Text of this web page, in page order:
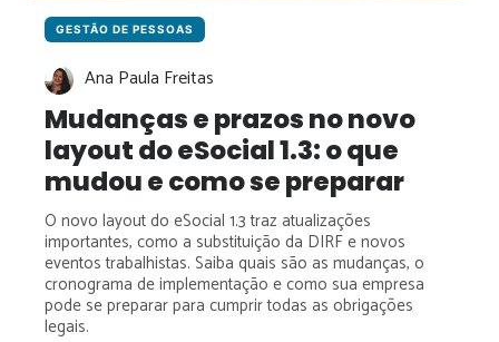
GESTÃO DE PESSOAS
Ana Paula Freitas
Mudanças e prazos no novo
layout do eSocial 1.3: o que
mudou e como se preparar
O novo layout do eSocial 1.3 traz atualizações
importantes, como a substituição da DIRF e novos
eventos trabalhistas. Saiba quais são as mudanças, o
cronograma de implementação e como sua empresa
pode se preparar para cumprir todas as obrigações
legais.